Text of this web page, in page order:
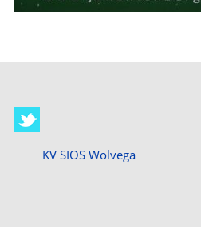
KV SIOS Wolvega